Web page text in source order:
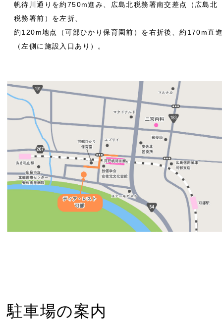
帆待川通りを約750m進み、広島北税務署南交差点（広島北
税務署前）を左折、
約120m地点（可部ひかり保育園前）を右折後、約170m直
（左側に施設入口あり）。
駐車場の案内